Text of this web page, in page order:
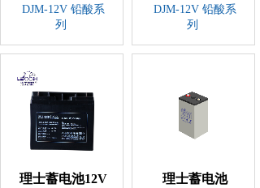
DJM-12V 铅酸系
列
DJM-12V 铅酸系
列
理士蓄电池12V
理士蓄电池